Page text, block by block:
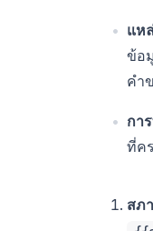
แห
ข้อ
คำ
กา
ที่ค
สภ